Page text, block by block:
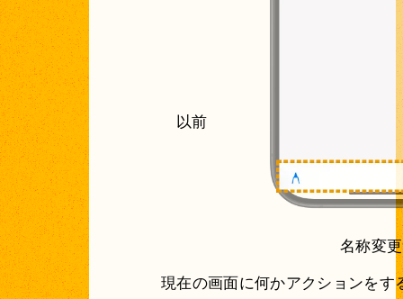
以前
名称変
現在の画面に何かアクションをす